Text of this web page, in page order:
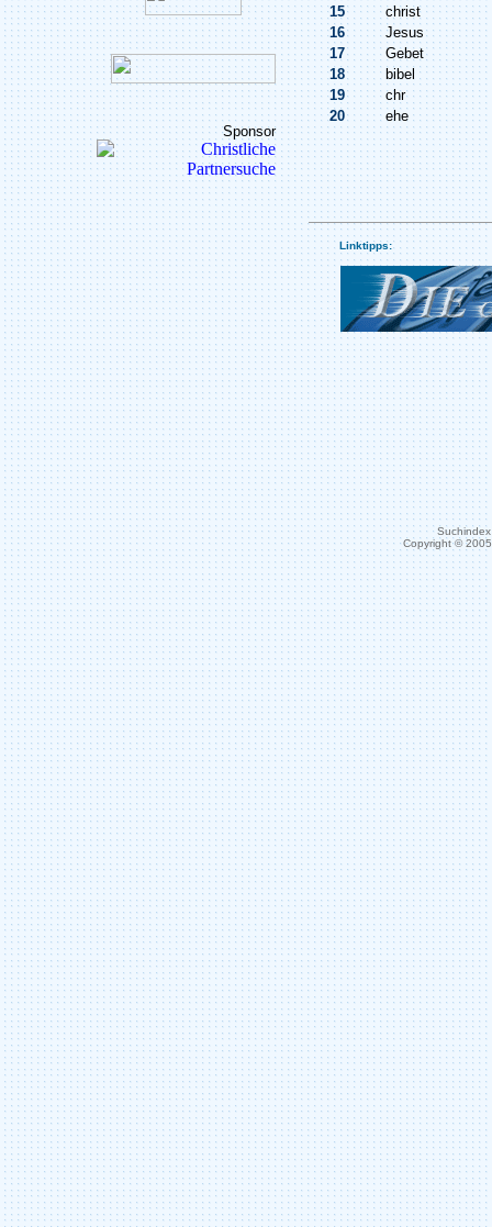
Sponsor
15
christ
16
Jesus
17
Gebet
18
bibel
19
chr
20
ehe
Linktipps:
Copyright ©